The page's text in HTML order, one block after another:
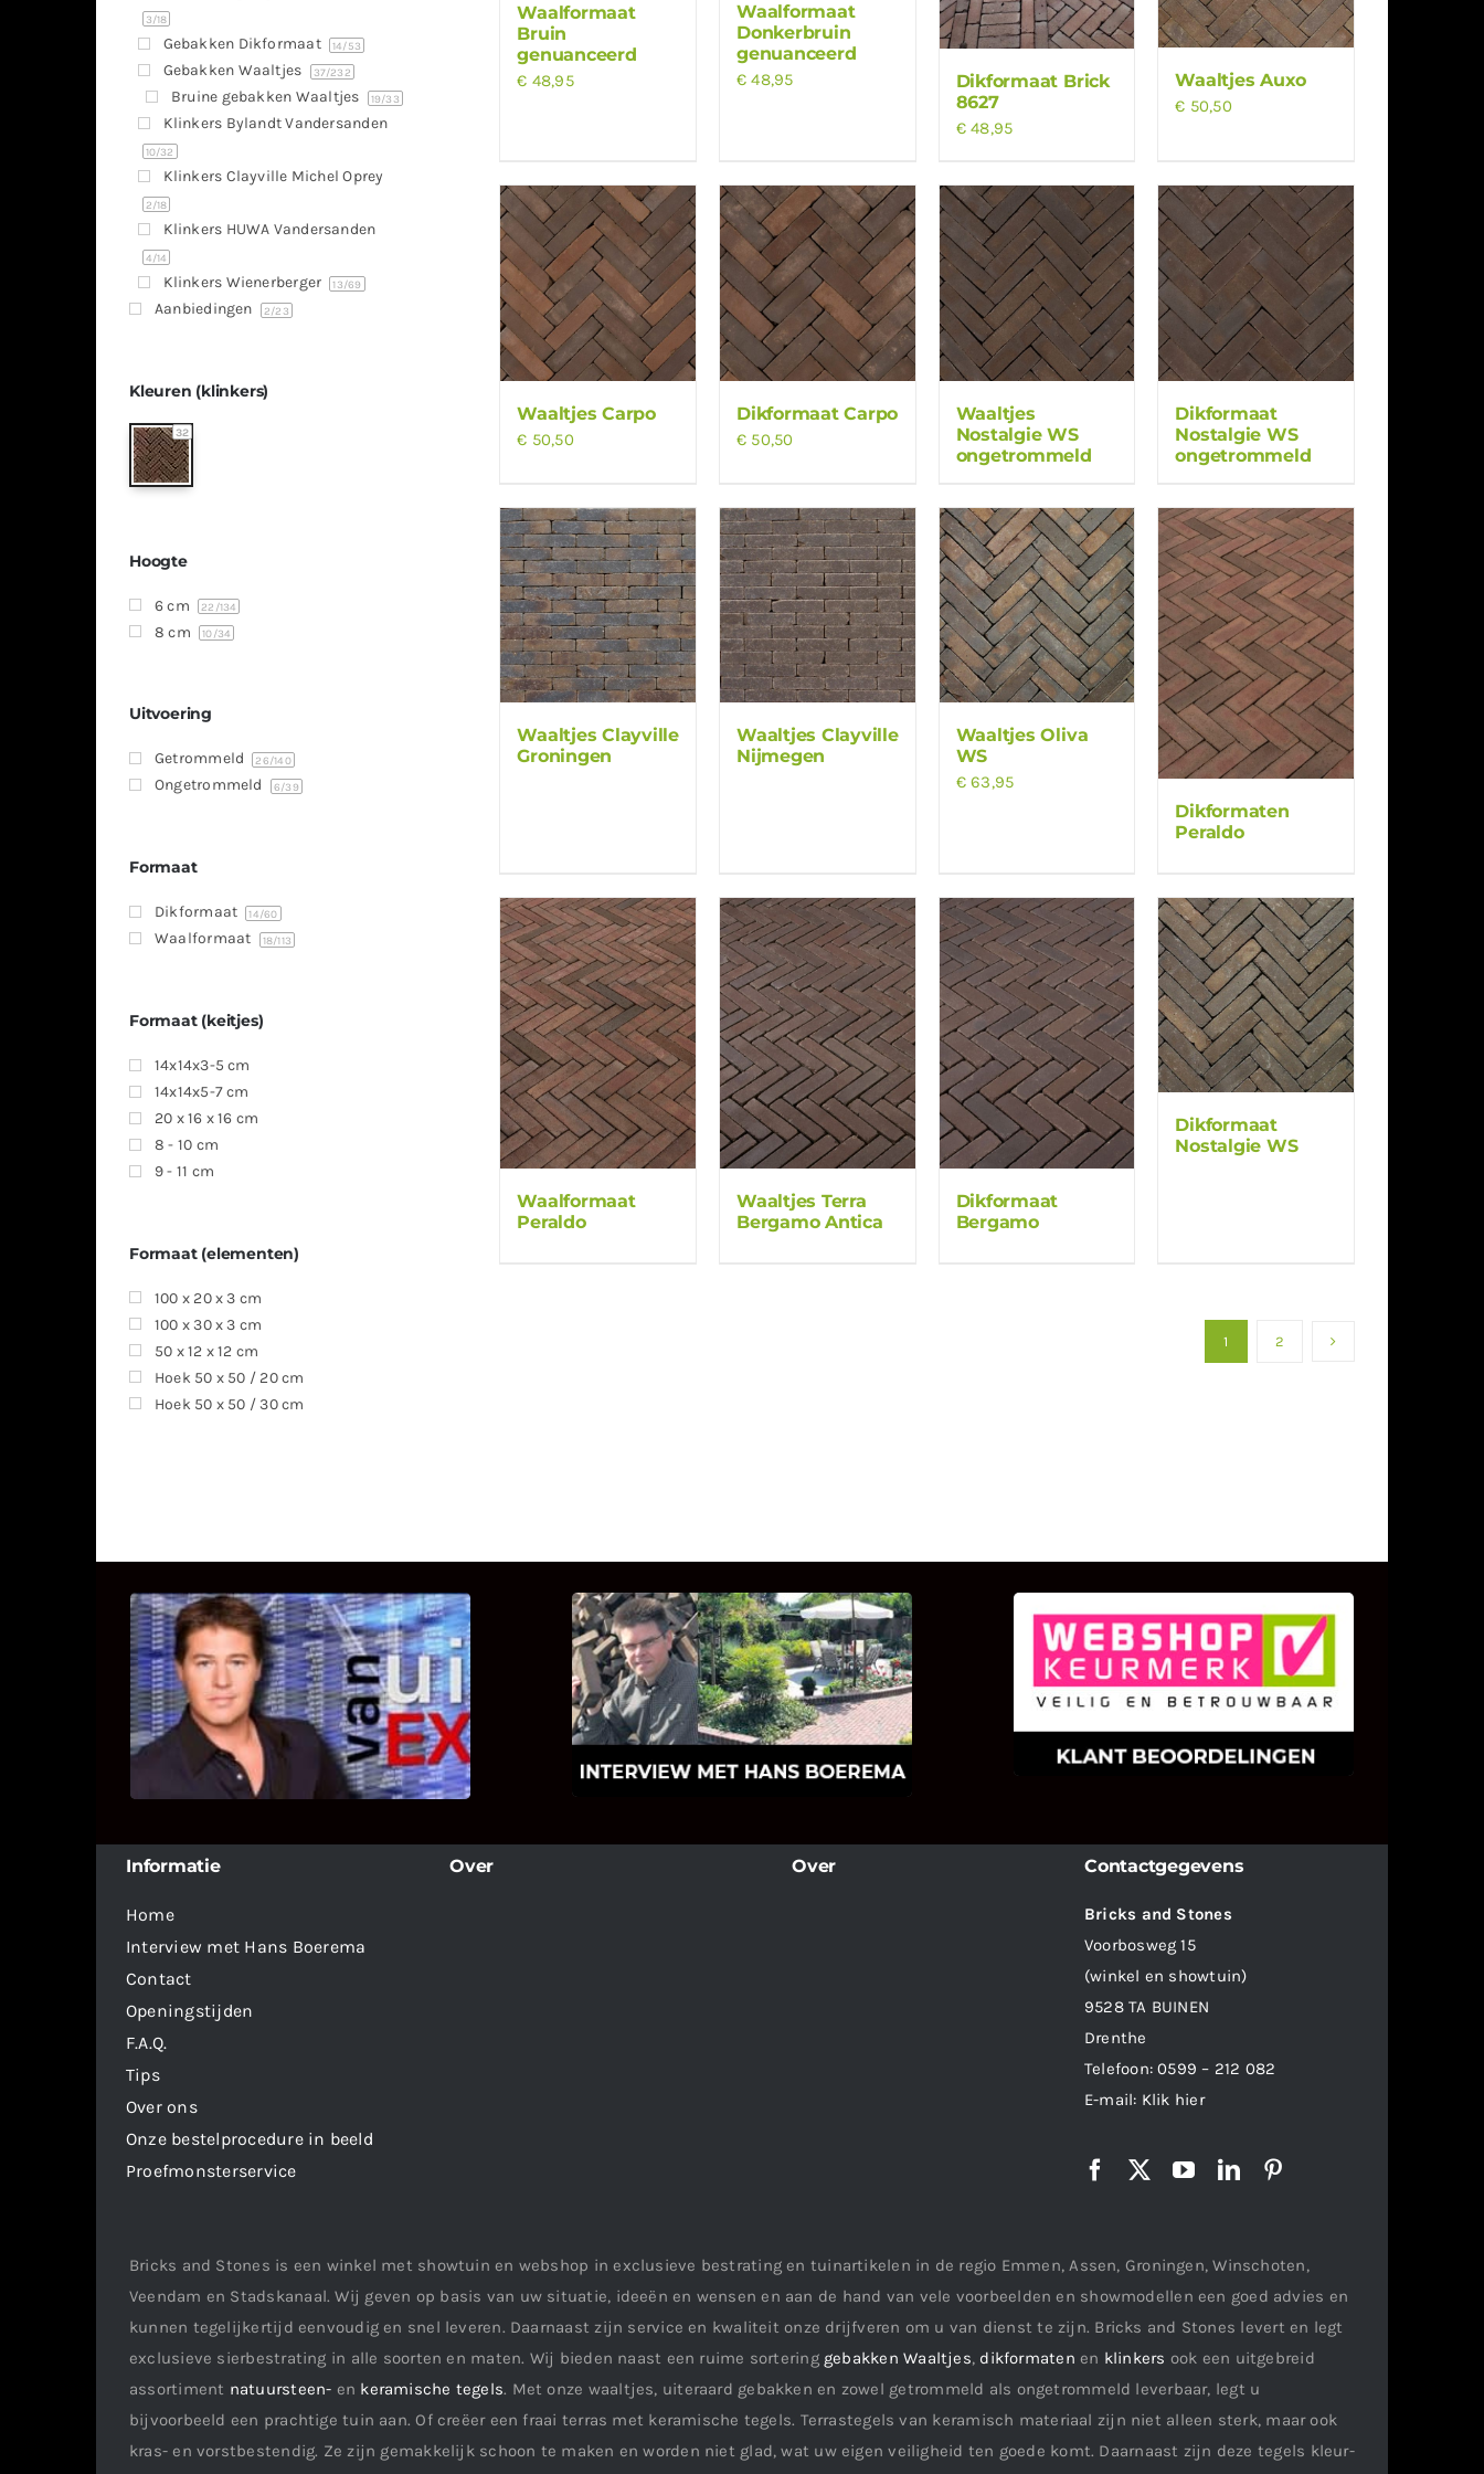
Waalformaat
Bruin
genuanceerd
€ 48,95
Waalformaat
Donkerbruin
genuanceerd
€ 48,95
Dikformaat Brick
8627
€48,95
Waaltjes Auxo
€ 50,50
Waaltjes Carpo
€ 50,50
Dikformaat Carpo
€ 50,50
Waaltjes
Nostalgie WS
ongetrommeld
Dikformaat
Nostalgie WS
ongetrommeld
Waaltjes Clayville
Groningen
Waaltjes Clayville
Nijmegen
Waaltjes Oliva
WS
€63,95
Dikformaten
Peraldo
Waalformaat
Peraldo
Waaltjes Terra
Bergamo Antica
Dikformaat
Bergamo
Dikformaat
Nostalgie WS
1 2
3/18
Gebakken Dikformaat 14/53
Gebakken Waaltjes 37/232
Bruine gebakken Waaltjes 19/33
Klinkers Bylandt Vandersanden
10/32
Klinkers Clayville Michel Oprey
2/18
Klinkers HUWA Vandersanden
4/14
Klinkers Wienerberger 13/69
Aanbiedingen 2/23
Kleuren (klinkers)
32
Hoogte
6 cm 22 /134
8 cm 10/34
Uitvoering
Getrommeld 26/140
Ongetrommeld 6/39
Formaat
Dikformaat 14/60
Waalformaat 18/113
Formaat (keitjes)
14x14x3-5 cm
14x14x5-7 cm
20 x 16 x 16 cm
8 - 10 cm
9 - 11 cm
Formaat (elementen)
100 x 20 x 3 cm
100 x 30 x 3 cm
50 x 12 x 12 cm
Hoek 50 x 50 / 20 cm
Hoek 50 x 50 / 30 cm
UITSTEL VAN EXECUTIE
Bekijk hier de fragmenten van de
deelname van Bricks and Stones aan
dit programma.
INTERVIEW MET HANS
BOEREMA
Hoe Bricks and Stones ontstaan is en
wat Hans Boerema motiveert in de
wereld van klinkers en tegels!
KLANT BEOORDELINGEN
We zijn er zeer op gesteld om te
weten wat u als klant van ons en
onze diensten vindt.
Informatie
Home
Interview met Hans Boerema
Contact
Openingstijden
F.A.Q.
Tips
Over ons
Onze bestelprocedure in beeld
Proefmonsterservice
Over Over Contactgegevens
Bricks and Stones
Voorbosweg 15
(winkel en showtuin)
9528 TA BUINEN
Drenthe
Telefoon:0599 – 212 082
E-mail: Klik hier
Bricks and Stones is een winkel met showtuin en webshop in exclusieve bestrating en tuinartikelen in de regio Emmen, Assen, Groningen, Winschoten,
Veendam en Stadskanaal. Wij geven op basis van uw situatie, ideeën en wensen en aan de hand van vele voorbeelden en showmodellen een goed advies en
kunnen tegelijkertijd eenvoudig en snel leveren. Daarnaast zijn service en kwaliteit onze drijfveren om u van dienst te zijn. Bricks and Stones levert en legt
exclusieve sierbestrating in alle soorten en maten. Wij bieden naast een ruime sortering gebakken Waaltjes, dikformaten en klinkers ook een uitgebreid
assortiment natuursteen- en keramische tegels. Met onze waaltjes, uiteraard gebakken en zowel getrommeld als ongetrommeld leverbaar, legt u
bijvoorbeeld een prachtige tuin aan. Of creëer een fraai terras met keramische tegels. Terrastegels van keramisch materiaal zijn niet alleen sterk, maar ook
kras- en vorstbestendig. Ze zijn gemakkelijk schoon te maken en worden niet glad, wat uw eigen veiligheid ten goede komt. Daarnaast zijn deze tegels kleur-